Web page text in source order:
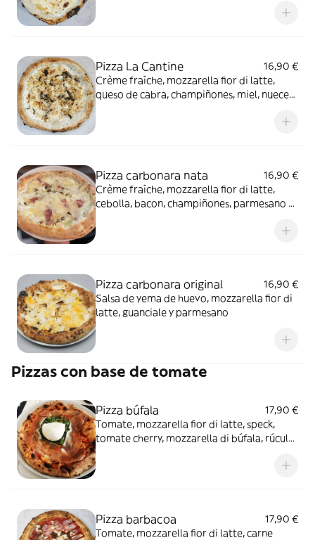
Pizza La Cantine
16,90 €
Crème fraîche, mozzarella fior di latte,
queso de cabra, champiñones, miel, nueces,
Pizza carbonara nata
16,90 €
Crème fraîche, mozzarella fior di latte,
cebolla, bacon, champiñones, parmesano y
Pizza carbonara original
16,90 €
Salsa de yema de huevo, mozzarella fior di
latte, guanciale y parmesano
Pizzas con base de tomate
Pizza búfala
17,90 €
Tomate, mozzarella fior di latte, speck,
tomate cherry, mozzarella di búfala, rúcula
Pizza barbacoa
17,90 €
Tomate, mozzarella fior di latte, carne